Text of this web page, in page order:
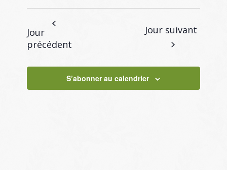
et
de
vues
vues
Sélectionnez
date.
Jour
précédent
Jour suivant
S’abonner au calendrier